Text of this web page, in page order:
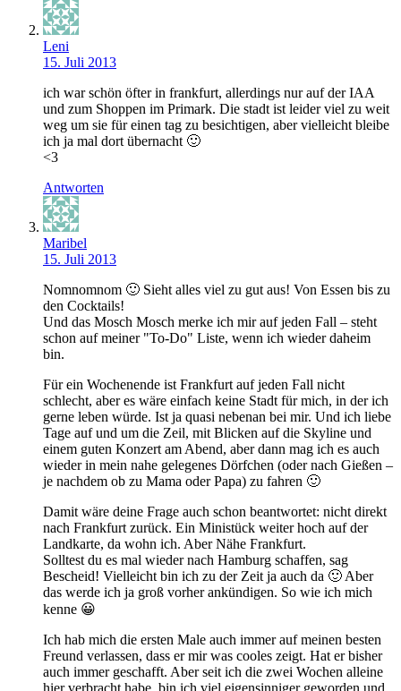
Leni
15. Juli 2013
ich war schön öfter in frankfurt, allerdings nur auf der IAA
und zum Shoppen im Primark. Die stadt ist leider viel zu weit
weg um sie für einen tag zu besichtigen, aber vielleicht bleibe
ich ja mal dort übernacht 🙂
<3
Antworten
Maribel
15. Juli 2013
Nomnomnom 🙂 Sieht alles viel zu gut aus! Von Essen bis zu
den Cocktails!
Und das Mosch Mosch merke ich mir auf jeden Fall – steht
schon auf meiner "To-Do" Liste, wenn ich wieder daheim
bin.
Für ein Wochenende ist Frankfurt auf jeden Fall nicht
schlecht, aber es wäre einfach keine Stadt für mich, in der ich
gerne leben würde. Ist ja quasi nebenan bei mir. Und ich liebe
Tage auf und um die Zeil, mit Blicken auf die Skyline und
einem guten Konzert am Abend, aber dann mag ich es auch
wieder in mein nahe gelegenes Dörfchen (oder nach Gießen –
je nachdem ob zu Mama oder Papa) zu fahren 🙂
Damit wäre deine Frage auch schon beantwortet: nicht direkt
nach Frankfurt zurück. Ein Ministück weiter hoch auf der
Landkarte, da wohn ich. Aber Nähe Frankfurt.
Solltest du es mal wieder nach Hamburg schaffen, sag
Bescheid! Vielleicht bin ich zu der Zeit ja auch da 🙂 Aber
das werde ich ja groß vorher ankündigen. So wie ich mich
kenne 😀
Ich hab mich die ersten Male auch immer auf meinen besten
Freund verlassen, dass er mir was cooles zeigt. Hat er bisher
auch immer geschafft. Aber seit ich die zwei Wochen alleine